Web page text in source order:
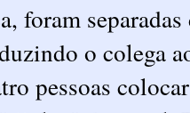
foram
o colega
pessoas